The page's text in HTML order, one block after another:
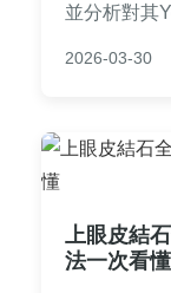
並分析對其
2026-03-30
上眼皮結
法一次看懂